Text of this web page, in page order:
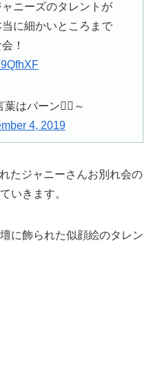
ニーズのタレントが
に細かいところまで
！
はパーン✋🏻～
4, 2019
たジャニーさんお別れ会の
いきます。
に飾られた似顔絵のタレン